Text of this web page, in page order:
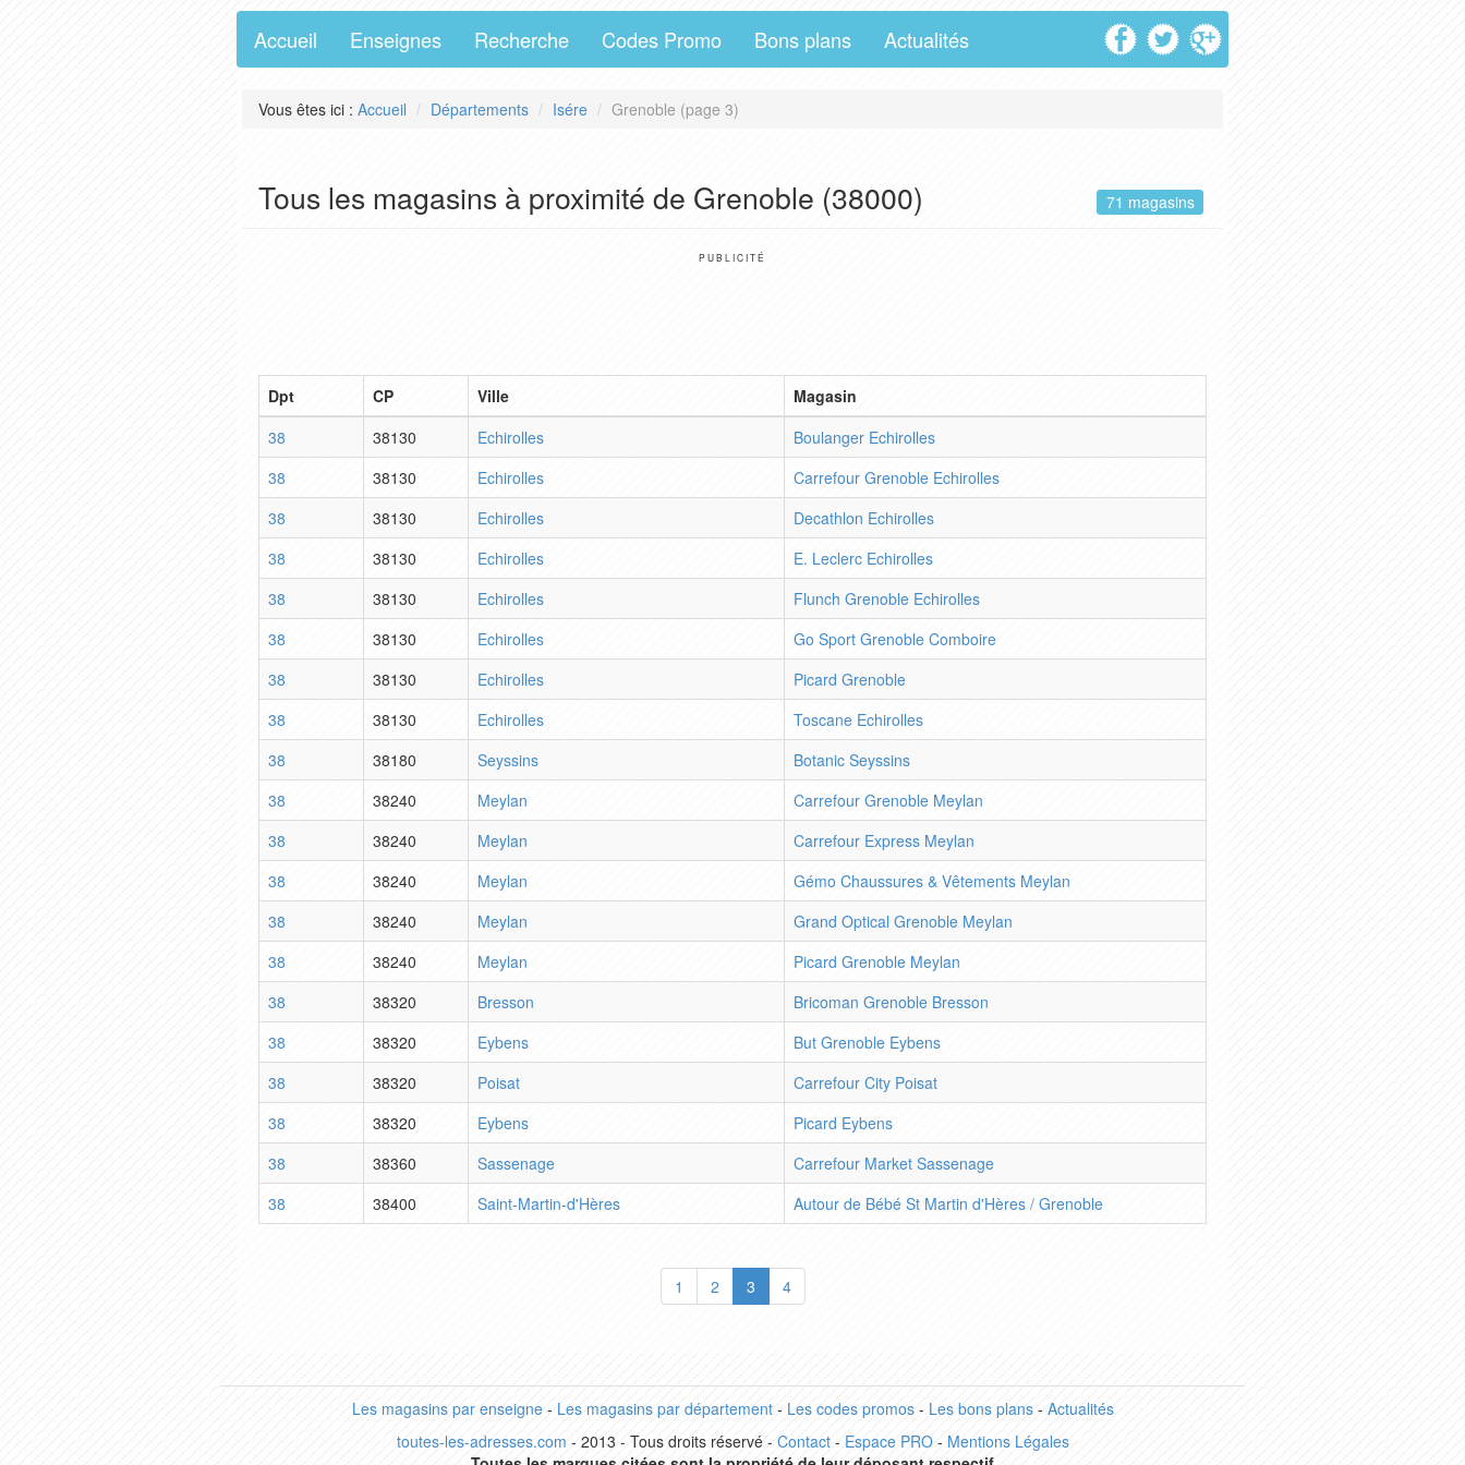
Accueil Enseignes Recherche Codes Promo Bons plans Actualités
Vous êtes ici : Accueil Départements Isére Grenoble (page 3)
Tous les magasins à proximité de Grenoble (38000) 71 magasins
PUBLICITÉ
Dpt CP Ville
Magasin
38
38130 Echirolles
Boulanger Echirolles
38
38130 Echirolles
Carrefour Grenoble Echirolles
38
38130 Echirolles
Decathlon Echirolles
38
38130 Echirolles
E. Leclerc Echirolles
38
38130 Echirolles
Flunch Grenoble Echirolles
38
38130 Echirolles
Go Sport Grenoble Comboire
38
38130 Echirolles
Picard Grenoble
38
38130 Echirolles
Toscane Echirolles
38
38180 Seyssins
Botanic Seyssins
38
38240 Meylan
Carrefour Grenoble Meylan
38
38240 Meylan
Carrefour Express Meylan
38
38240 Meylan
Gémo Chaussures & Vêtements Meylan
38
38240 Meylan
Grand Optical Grenoble Meylan
38
38240 Meylan
Picard Grenoble Meylan
38
38320 Bresson
Bricoman Grenoble Bresson
38
38320 Eybens
But Grenoble Eybens
38
38320 Poisat
Carrefour City Poisat
38
38320 Eybens
Picard Eybens
38
38360 Sassenage
Carrefour Market Sassenage
38
38400 Saint-Martin-d'Hères Autour de Bébé St Martin d'Hères / Grenoble
1 2 3 4
Les magasins par enseigne- Les magasins par département- Les codes promos- Les bons plans- Actualités
toutes-les-adresses.com - 2013 - Tous droits réservé - Contact- Espace PRO- Mentions Légales